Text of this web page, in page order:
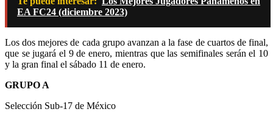
EA FC24 (diciembre 2023)
Los dos mejores de cada grupo avanzan a la fase de cuartos de final,
que se jugará el 9 de enero, mientras que las semifinales serán el 10
y la gran final el sábado 11 de enero.
GRUPO A
Selección Sub-17 de México